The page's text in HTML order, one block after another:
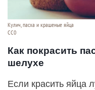
Кулич, пасха и крашеные яйца
СС0
Как покрасить
шелухе
Если красить яйца